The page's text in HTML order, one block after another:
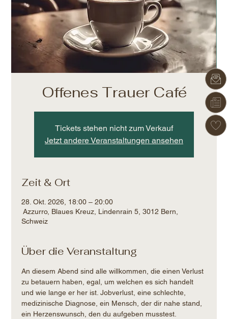
Offenes Trauer Café
Tickets stehen nicht zum Verkauf
Jetzt andere Veranstaltungen ansehen
Zeit & Ort
28. Okt. 2026, 18:00 – 20:00
Azzurro, Blaues Kreuz, Lindenrain 5, 3012 Bern,
Schweiz
Über die Veranstaltung
An diesem Abend sind alle willkommen, die einen Verlust
zu betauern haben, egal, um welchen es sich handelt
und wie lange er her ist. Jobverlust, eine schlechte,
medizinische Diagnose, ein Mensch, der dir nahe stand,
ein Herzenswunsch, den du aufgeben musstest.